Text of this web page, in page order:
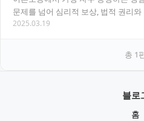
문제를 넘어 심리적 보상, 법적 권리
하는 부분입니다. 오늘은 변호사 의 시…
2025.03.19
총 1
블로
홈